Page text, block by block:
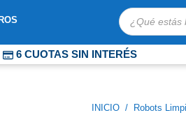
Búsqueda
de
6 CUOTAS SIN INTERÉS
INICIO / Robots